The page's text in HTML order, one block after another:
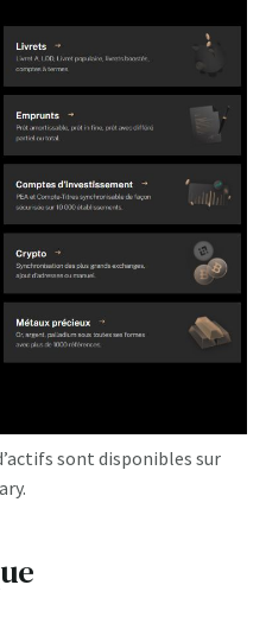
sont disponibles sur